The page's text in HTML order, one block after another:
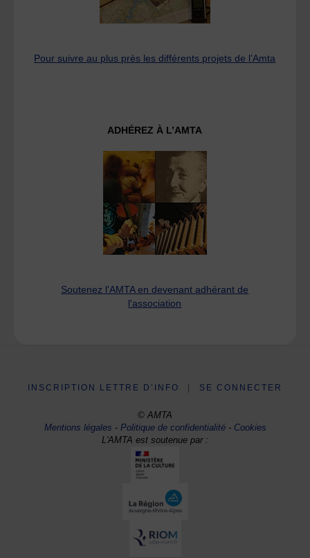
Pour suivre au plus près les différents projets de l’Amta
ADHÉREZ À L’AMTA
Soutenez l'AMTA en devenant adhérant de
l'association
INSCRIPTION LETTRE D’INFO SE CONNECTER
© AMTA
Mentions légales -Politique de confidentialité- Cookies
L'AMTA est soutenue par :